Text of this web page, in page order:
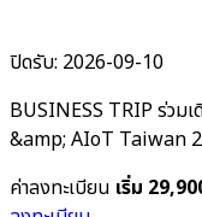
ปิดรับ: 2026-09-10
BUSINESS TRIP ร่วม
&amp; AIoT Taiwan
ค่าลงทะเบียน เริ่ม